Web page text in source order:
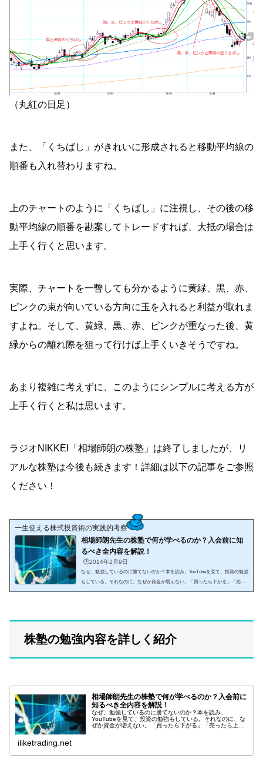
（丸紅の日足）
また、「くちばし」がきれいに形成されると移動平均線の
順番も入れ替わりますね。
上のチャートのように「くちばし」に注視し、その後の移
動平均線の順番を勘案してトレードすれば、大抵の場合は
上手く行くと思います。
実際、チャートを一瞥しても分かるように黄緑、黒、赤、
ピンクの束が向いている方向に玉を入れると利益が取れま
すよね。そして、黄緑、黒、赤、ピンクが重なった後、黄
緑からの離れ際を狙って行けば上手くいきそうですね。
あまり複雑に考えずに、このようにシンプルに考える方が
上手く行くと私は思います。
ラジオNIKKEI「相場師朗の株塾」は終了しましたが、リ
アルな株塾は今後も続きます！詳細は以下の記事をご参照
ください！
一生使える株式投資術の実践的考察
相場師朗先生の株塾で何が学べるのか？入会前に知
るべき全内容を解説！
🕒️2014年2月9日
なぜ、勉強しているのに勝てないのか？本を読み、YouTubeを見て、投資の勉強
もしている。それなのに、なぜか資金が増えない。「買ったら下がる」「売っ
たら上がる」「チャートを見ても結局どうすればいいのか分からない」もしあ
株塾の勉強内容を詳しく紹介
相場師朗先生の株塾で何が学べるのか？入会前に
知るべき全内容を解説！
なぜ、勉強しているのに勝てないのか？本を読み、
YouTubeを見て、投資の勉強もしている。それなのに、な
ぜか資金が増えない。「買ったら下がる」「売ったら上が
iliketrading.net